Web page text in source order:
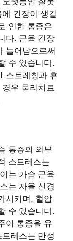
긴장이 생길
인한 통증은
다. 근육 긴장
늘어남으로써
수 있습니다.
스트레칭과 휴
우 물리치료
통증의 외부
스트레스는
는 가슴 근육
는 자율 신경
시키며, 혈압
수 있습니다.
어 통증을 유
레스는 만성